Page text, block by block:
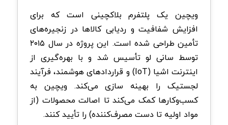
ویچین یک پلتفرم بلاکچینی است که برای
افزایش شفافیت و ردیابی کالاها در زنجیره‌های
تأمین طراحی شده است. این پروژه در سال ۲۰۱۵
توسط سانی لو تأسیس شد و با بهره‌گیری از
اینترنت اشیا (IoT) و قراردادهای هوشمند، فرآیند
لجستیک را بهینه‌ سازی می‌کند. ویچین به
کسب‌وکارها کمک می‌کند تا اصالت محصولات (از
مواد اولیه تا دست مصرف‌کننده) را تأیید کنند.